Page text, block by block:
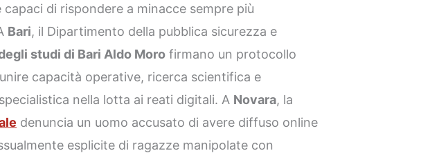
di rispondere a minacce sempre più
Bari, il Dipartimento della pubblica sicurezza e
studi di Bari Aldo Moro firmano un protocollo
unire capacità operative, ricerca scientifica e
nella lotta ai reati digitali. A Novara, la
denuncia un uomo accusato di avere diffuso online
esplicite di ragazze manipolate con